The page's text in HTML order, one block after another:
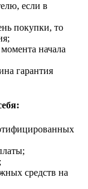
если в
покупки, то
начала
гарантия
средств на